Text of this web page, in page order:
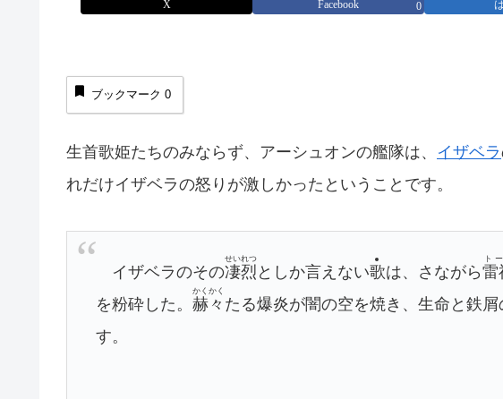
X Facebook 0
ブックマーク 0
生首歌姫たちのみならず、アーシュオンの艦隊は、 イザベラ
れだけイザベラの怒りが激しかったということです。
イザベラのその凄烈
せいれつ
としか言えない歌は、さながら雷
ト
を粉砕した。赫々
かくかく
たる爆炎が闇の空を焼き、生命と鉄
す。